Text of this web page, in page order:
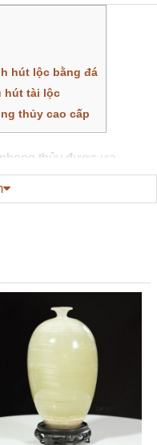
hút lộc bằng đá
hút tài lộc
thủy cao cấp
thủy được ưa
sử dụng để làm vật
sự sang trọng và vẻ
đá là gì?
được chế tác từ đá tự
hình dáng đặc trưng:
ra như một chiếc phễu
Phần cổ bình thu nhỏ,
ngụ ý thu giữ tài lộc